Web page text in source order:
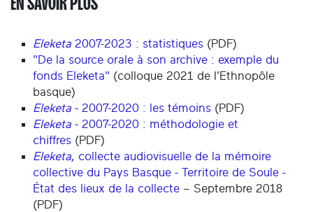
Eleketa 2007-2023 : statistiques (PDF)
"De la source orale à son archive : exemple du
fonds Eleketa" (colloque 2021 de l'Ethnopôle
basque)
Eleketa - 2007-2020 : les témoins (PDF)
Eleketa - 2007-2020 : méthodologie et
chiffres (PDF)
Eleketa, collecte audiovisuelle de la mémoire
collective du Pays Basque - Territoire de Soule -
État des lieux de la collecte – Septembre 2018
(PDF)